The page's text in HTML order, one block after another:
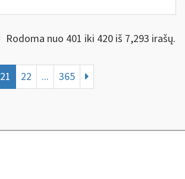
Rodoma nuo 401 iki 420 iš 7,293 irašų.
21 22 ... 365